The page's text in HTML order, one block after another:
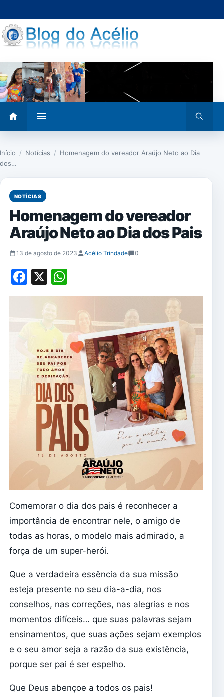
para
o
conteúdo
menu
busca
Início / Notícias / Homenagem do vereador Araújo Neto ao Dia
dos…
NOTÍCIAS
Homenagem do vereador
Araújo Neto ao Dia dos Pais
13 de agosto de 2023 Acélio Trindade 0
Facebook
X
Comemorar o dia dos pais é reconhecer a
importância de encontrar nele, o amigo de
todas as horas, o modelo mais admirado, a
força de um super-herói.
Que a verdadeira essência da sua missão
esteja presente no seu dia-a-dia, nos
conselhos, nas correções, nas alegrias e nos
momentos difíceis… que suas palavras sejam
ensinamentos, que suas ações sejam exemplos
e o seu amor seja a razão da sua existência,
porque ser pai é ser espelho.
Que Deus abençoe a todos os pais!